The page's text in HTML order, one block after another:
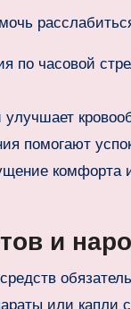
по часовой
помогают
комфорта
и
или